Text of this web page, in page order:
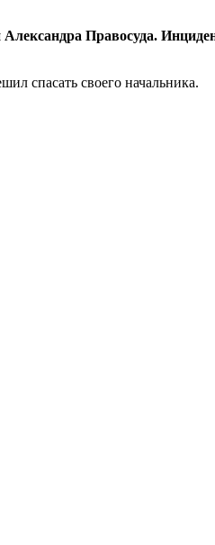
Правосуда.
спасать своего начальника.